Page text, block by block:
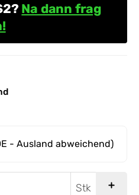
Na dann frag
- Ausland abweichend)
Stk